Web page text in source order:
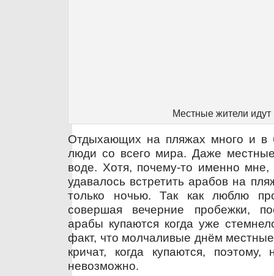
Местные жители
Отдыхающих на пляжах много и в
люди со всего мира. Даже
воде. Хотя, почему-то именно мне,
удавалось встретить арабов на
только ночью. Так как люблю
совершая вечерние пробежки,
арабы купаются когда уже
факт, что молчаливые днём
кричат, когда купаются,
невозможно.